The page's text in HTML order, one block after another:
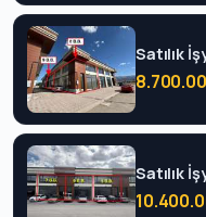
Satılık
Satılık